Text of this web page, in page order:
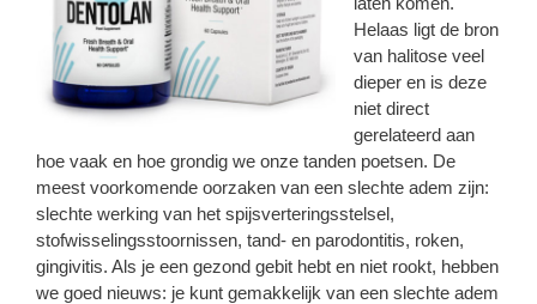
Helaas ligt de bron
van halitose veel
dieper en is deze
niet direct
gerelateerd aan
hoe vaak en hoe grondig we onze tanden poetsen. De
meest voorkomende oorzaken van een slechte adem zijn:
slechte werking van het spijsverteringsstelsel,
stofwisselingsstoornissen, tand- en parodontitis, roken,
gingivitis. Als je een gezond gebit hebt en niet rookt, hebben
we goed nieuws: je kunt gemakkelijk van een slechte adem